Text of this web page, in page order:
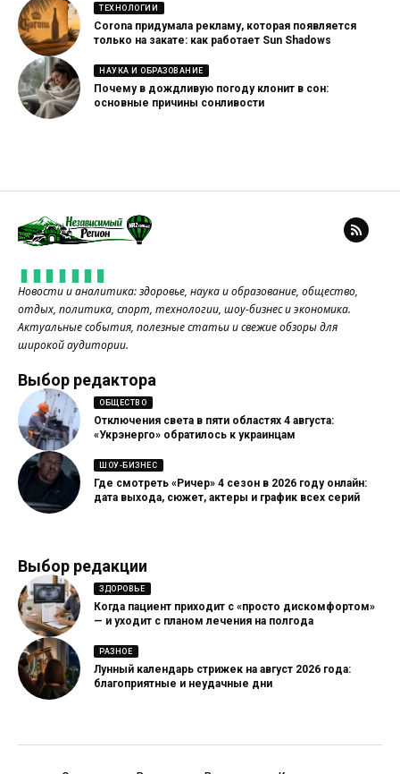
ТЕХНОЛОГИИ
Corona придумала рекламу, которая появляется
только на закате: как работает Sun Shadows
НАУКА И ОБРАЗОВАНИЕ
Почему в дождливую погоду клонит в сон:
основные причины сонливости
Новости и аналитика: здоровье, наука и образование, общество,
отдых, политика, спорт, технологии, шоу-бизнес и экономика.
Актуальные события, полезные статьи и свежие обзоры для
широкой аудитории.
Выбор редактора
ОБЩЕСТВО
Отключения света в пяти областях 4 августа:
«Укрэнерго» обратилось к украинцам
ШОУ-БИЗНЕС
Где смотреть «Ричер» 4 сезон в 2026 году онлайн:
дата выхода, сюжет, актеры и график всех серий
Выбор редакции
ЗДОРОВЬЕ
Когда пациент приходит с «просто дискомфортом»
— и уходит с планом лечения на полгода
РАЗНОЕ
Лунный календарь стрижек на август 2026 года:
благоприятные и неудачные дни